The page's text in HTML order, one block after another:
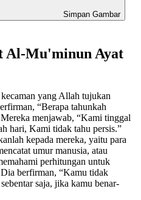
Simpan Gambar
Al-Mu'minun Ayat
yang Allah tujukan
“Berapa tahunkah
menjawab, “Kami tinggal
hari, Kami tidak tahu persis.”
kepada mereka, yaitu para
umur manusia, atau
perhitungan untuk
berfirman, “Kamu tidak
saja, jika kamu benar-